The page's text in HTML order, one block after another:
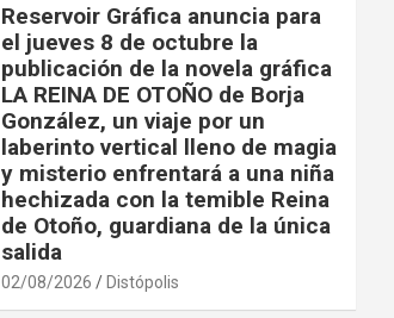
Reservoir Gráfica anuncia para
el jueves 8 de octubre la
publicación de la novela gráfica
LA REINA DE OTOÑO de Borja
González, un viaje por un
laberinto vertical lleno de magia
y misterio enfrentará a una niña
hechizada con la temible Reina
de Otoño, guardiana de la única
salida
02/08/2026 Distópolis